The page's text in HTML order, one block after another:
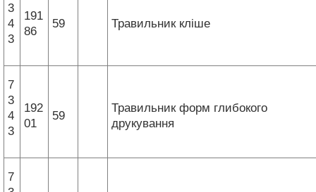
3
4
3
191
86
59 Травильник кліше
7
3
4
3
192
01
59
Травильник форм глибокого
друкування
7